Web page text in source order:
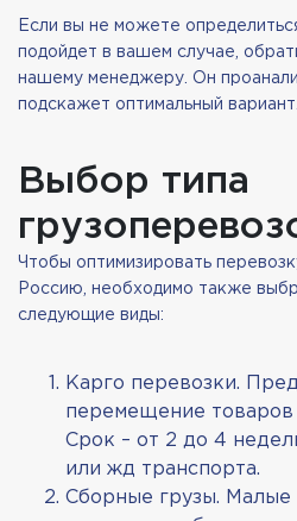
Если вы не можете
подойдет в вашем случае,
нашему менеджеру. Он
подскажет оптимальный вариант.
Выбор типа
Чтобы оптимизировать
Россию, необходимо также
следующие виды:
Карго перевозки.
перемещение товаров
Срок – от 2 до 4
или жд транспорта.
Сборные грузы. Малые